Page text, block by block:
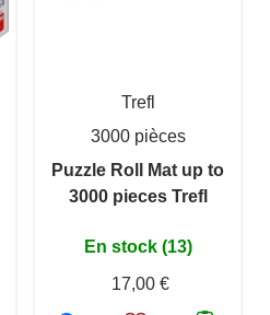
Trefl
3000 pièces
Puzzle Roll Mat up to
3000 pieces Trefl
En stock (13)
17,00 €